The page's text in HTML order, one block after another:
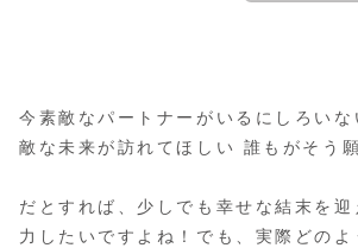
今素敵なパートナーがいるにしろいな
敵な未来が訪れてほしい 誰もがそう
だとすれば、少しでも幸せな結末を迎
力したいですよね！でも、実際どのよ